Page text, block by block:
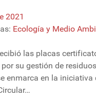
2021
Ecología y Medio
las placas
su gestión de
enmarca en la iniciativa